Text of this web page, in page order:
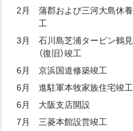
2月
蒲郡および三河大島休
工
3月
石川島芝浦タービン鶴
（復旧）竣工
6月
京浜国道修築竣工
6月
進駐軍本牧家族住宅竣工
6月
大阪支店開設
7月
三菱本館設営竣工